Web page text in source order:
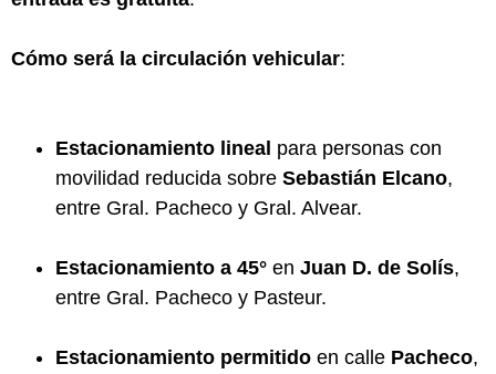
Cómo será la circulación vehicular:
Estacionamiento lineal para personas con
movilidad reducida sobre Sebastián Elcano,
entre Gral. Pacheco y Gral. Alvear.
Estacionamiento a 45° en Juan D. de Solís,
entre Gral. Pacheco y Pasteur.
Estacionamiento permitido en calle Pacheco,